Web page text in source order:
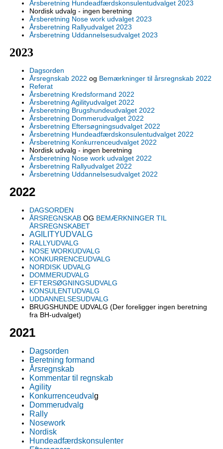
Årsberetning Hundeadfærdskonsulentudvalget 2023
Nordisk udvalg - ingen beretning
Årsberetning Nose work udvalget 2023
Årsberetning Rallyudvalget 2023
Årsberetning Uddannelsesudvalget 2023
2023
Dagsorden
Årsregnskab 2022 og Bemærkninger til årsregnskab 2022
Referat
Årsberetning Kredsformand 2022
Årsberetning Agilityudvalget 2022
Årsberetning Brugshundeudvalget 2022
Årsberetning Dommerudvalget 2022
Årsberetning Eftersøgningsudvalget 2022
Årsberetning Hundeadfærdskonsulentudvalget 2022
Årsberetning Konkurrenceudvalget 2022
Nordisk udvalg - ingen beretning
Årsberetning Nose work udvalget 2022
Årsberetning Rallyudvalget 2022
Årsberetning Uddannelsesudvalget 2022
2022
DAGSORDEN
ÅRSREGNSKABOG BEMÆRKNINGER TIL
ÅRSREGNSKABET
AGILITYUDVALG
RALLYUDVALG
NOSE WORKUDVALG
KONKURRENCEUDVALG
NORDISK UDVALG
DOMMERUDVALG
EFTERSØGNINGSUDVALG
KONSULENTUDVALG
UDDANNELSESUDVALG
BRUGSHUNDE UDVALG (Der foreligger ingen beretning
fra BH-udvalget)
2021
Dagsorden
Beretning formand
Årsregnskab
Kommentar til regnskab
Agility
Konkurrenceudval g
Dommerudvalg
Rally
Nosework
Nordisk
Hundeadfærdskonsulenter